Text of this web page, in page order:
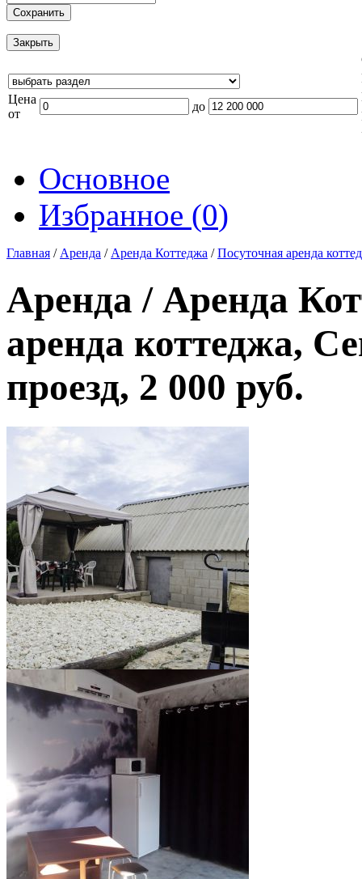
Сохранить
Закрыть
Цена
от
до
Основное
Избранное (0)
Главная / Аренда / Аренда Коттеджа /Посуточная аренда
Аренда / Аренда
аренда коттеджа,
проезд, 2 000 руб.